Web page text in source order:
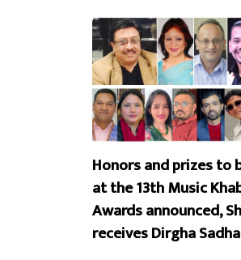
Honors and prizes to
at the 13th Music
Awards announced,
receives Dirgha